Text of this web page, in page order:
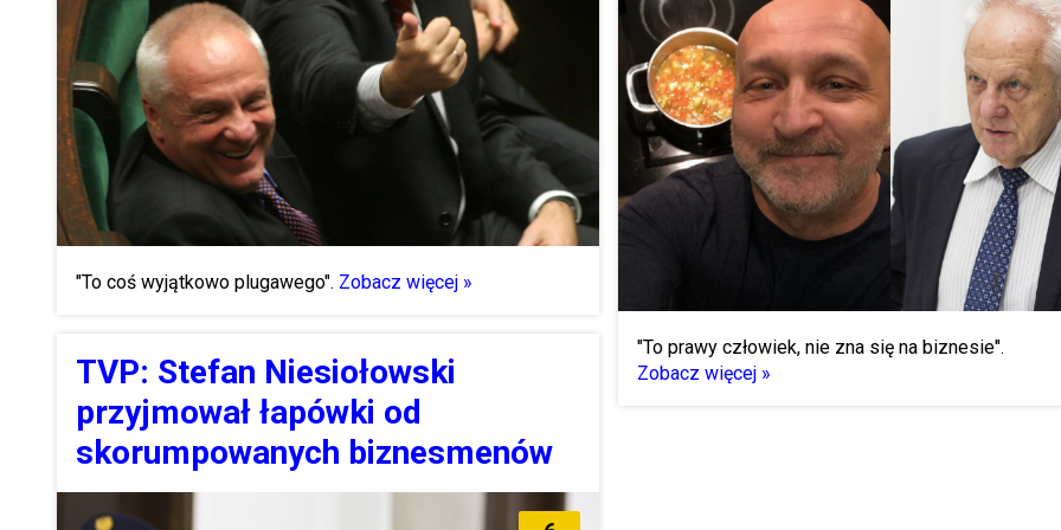
"To coś wyjątkowo plugawego". Zobacz więcej »
TVP: Stefan Niesiołowski
przyjmował łapówki od
skorumpowanych biznesmenów
"To prawy człowiek, nie zna się na biznesie".
Zobacz więcej »